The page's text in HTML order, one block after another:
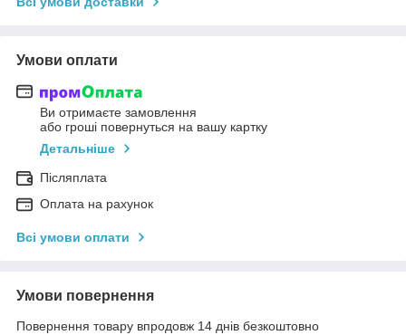
Умови оплати
Ви отримаєте замовлення
або гроші повернуться на вашу картку
Детальніше
Післяплата
Оплата на рахунок
Всі умови оплати
Умови повернення
Повернення товару впродовж 14 днів безкоштовно